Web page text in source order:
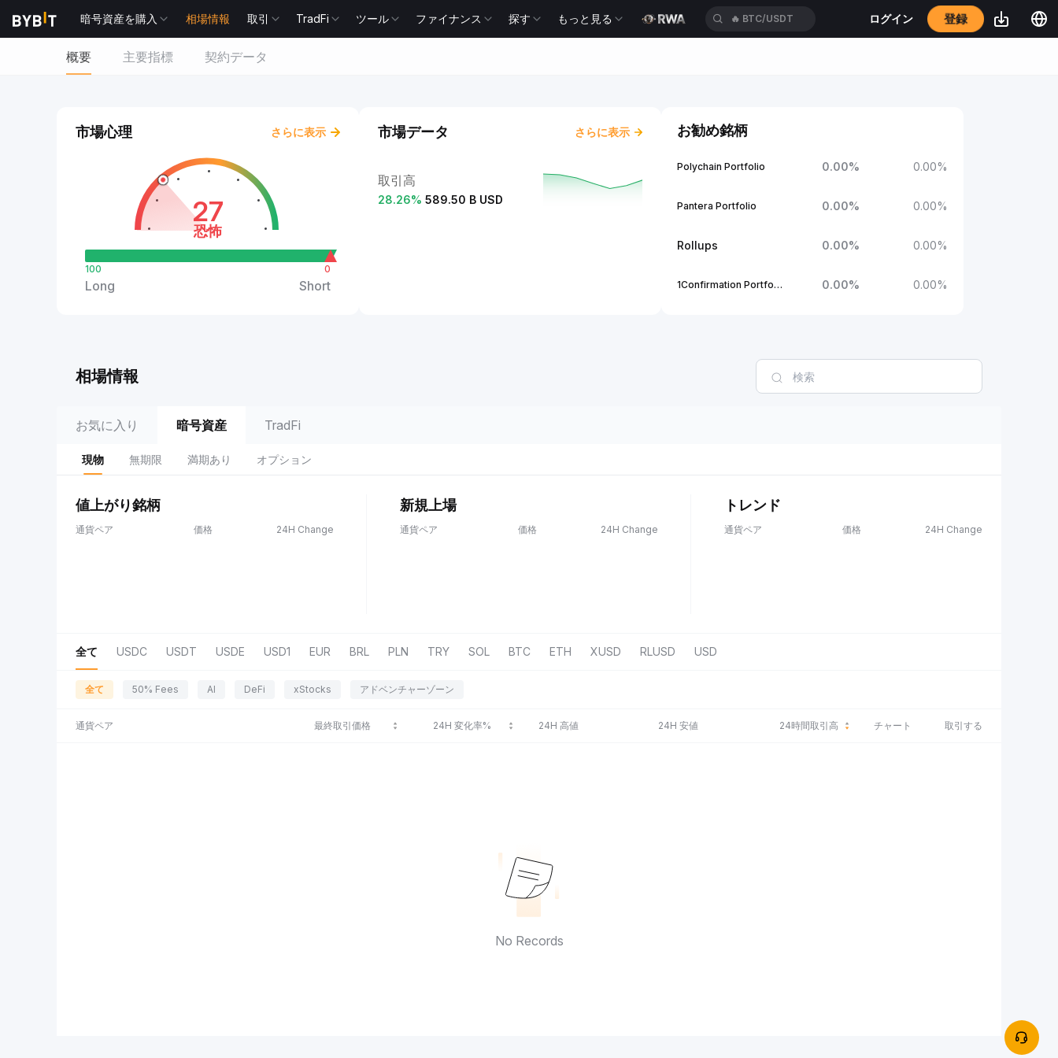
暗号資産を購入 相場情報 取引 TradFi ツール ファイナンス 探す もっと見る 🔥 BTC/USDT ログイン 登録
概要 主要指標 契約データ
市場心理 さらに表示
27
恐怖
100
Long
0
Short
市場データ さらに表示
取引高
28.26% 589.50 B USD
お勧め銘柄
Polychain Portfolio 0.00% 0.00%
Pantera Portfolio 0.00% 0.00%
Rollups 0.00% 0.00%
1Confirmation Portfolio 0.00% 0.00%
相場情報
お気に入り 暗号資産 TradFi
現物 無期限 満期あり オプション
値上がり銘柄
通貨ペア 価格 24H Change
新規上場
通貨ペア 価格 24H Change
トレンド
通貨ペア 価格 24H Change
全て USDC USDT USDE USD1 EUR BRL PLN TRY SOL BTC ETH XUSD RLUSD USD
全て 50% Fees AI DeFi xStocks アドベンチャーゾーン
通貨ペア 最終取引価格 24H 変化率% 24H 高値 24H 安値 24時間取引高 チャート 取引する
No Records